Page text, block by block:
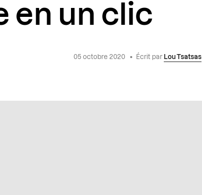
en un clic
05 octobre 2020 • Écrit par Lou Tsatsas